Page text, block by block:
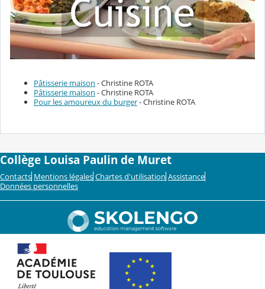
Pâtisserie maison - Christine ROTA
Pâtisserie maison - Christine ROTA
Pour les amoureux du burger- Christine ROTA
Collège Louisa Paulin de Muret
Contacts Mentions légales Chartes d'utilisation Assistance
Données personnelles